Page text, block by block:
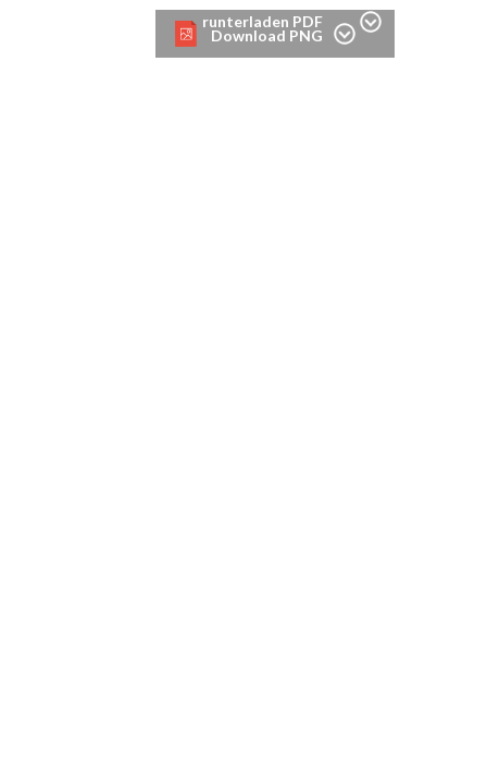
runterladen PDF
Download PNG